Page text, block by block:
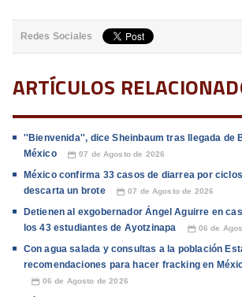
Redes Sociales
ARTÍCULOS
''Bienvenida'', dice Sheinbaum tras llegada de
México
📅 07 de Agosto de 2026
México confirma 33 casos de diarrea por
descarta un brote
📅 07 de Agosto de 2026
Detienen al exgobernador Ángel Aguirre en
los 43 estudiantes de Ayotzinapa
📅 06 de
Con agua salada y consultas a la población
recomendaciones para hacer fracking en
📅 06 de Agosto de 2026